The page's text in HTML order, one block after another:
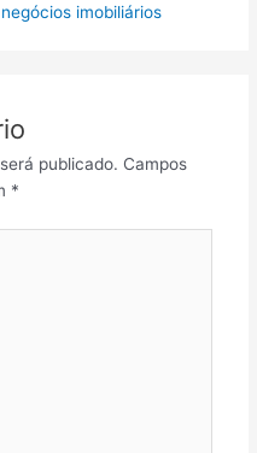
imobiliários
publicado. Campos
*